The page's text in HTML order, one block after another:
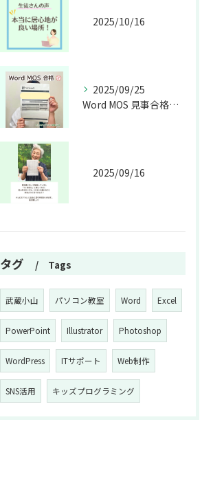
2025/10/16
2025/09/25
Word MOS 見事合格💮🎉
2025/09/16
タグ Tags
武蔵小山 パソコン教室 Word Excel
PowerPoint Illustrator Photoshop
WordPress ITサポート Web制作
SNS活用 キッズプログラミング